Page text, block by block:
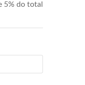
5% do total